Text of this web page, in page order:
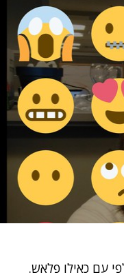
עם כאילו פלאש.